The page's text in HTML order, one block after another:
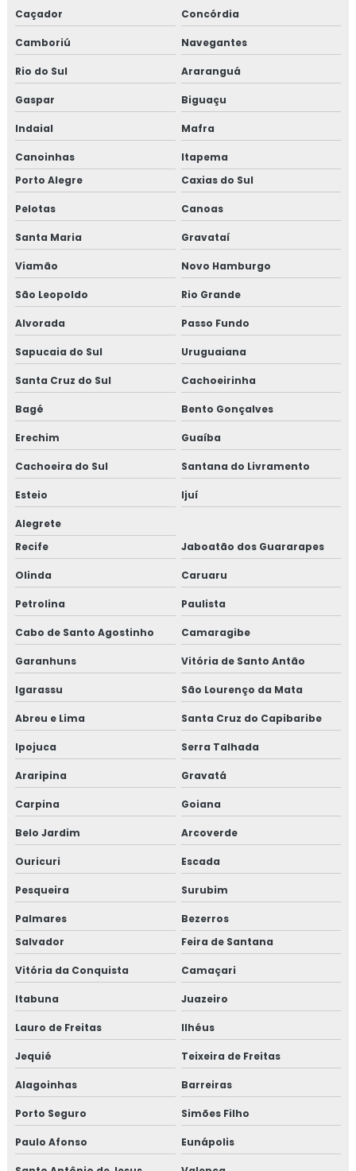
Caçador Concórdia
Camboriú Navegantes
Rio do Sul Araranguá
Gaspar Biguaçu
Indaial Mafra
Canoinhas
Itapema
Porto Alegre
Caxias do Sul
Pelotas Canoas
Santa Maria Gravataí
Viamão Novo Hamburgo
São Leopoldo Rio Grande
Alvorada Passo Fundo
Sapucaia do Sul Uruguaiana
Santa Cruz do Sul Cachoeirinha
Bagé Bento Gonçalves
Erechim Guaíba
Cachoeira do Sul Santana do Livramento
Esteio Ijuí
Alegrete
Recife
Jaboatão dos Guararapes
Olinda Caruaru
Petrolina Paulista
Cabo de Santo Agostinho Camaragibe
Garanhuns Vitória de Santo Antão
Igarassu São Lourenço da Mata
Abreu e Lima Santa Cruz do Capibaribe
Ipojuca Serra Talhada
Araripina Gravatá
Carpina Goiana
Belo Jardim Arcoverde
Ouricuri Escada
Pesqueira Surubim
Palmares
Bezerros
Salvador
Feira de Santana
Vitória da Conquista Camaçari
Itabuna Juazeiro
Lauro de Freitas Ilhéus
Jequié Teixeira de Freitas
Alagoinhas Barreiras
Porto Seguro Simões Filho
Paulo Afonso Eunápolis